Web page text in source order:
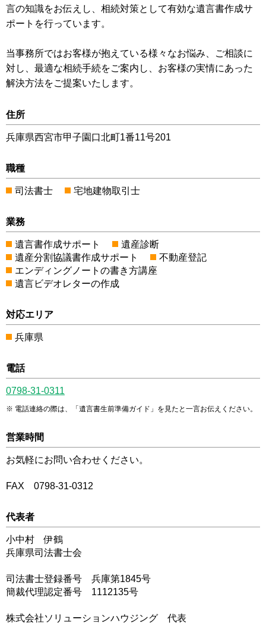
言の知識をお伝えし、相続対策として有効な遺言書作成サ
ポートを行っています。
当事務所ではお客様が抱えている様々なお悩み、ご相談に
対し、最適な相続手続をご案内し、お客様の実情にあった
解決方法をご提案いたします。
住所
兵庫県西宮市甲子園口北町1番11号201
職種
司法書士 宅地建物取引士
業務
遺言書作成サポート
遺産診断
遺産分割協議書作成サポート
不動産登記
エンディングノートの書き方講座
遺言ビデオレターの作成
対応エリア
兵庫県
電話
0798-31-0311
電話連絡の際は、「遺言書生前準備ガイド」を見たと一言お伝えください。
営業時間
お気軽にお問い合わせください。
FAX 0798-31-0312
代表者
小中村 伊鶴
兵庫県司法書士会
司法書士登録番号 兵庫第1845号
簡裁代理認定番号 1112135号
株式会社ソリューションハウジング 代表